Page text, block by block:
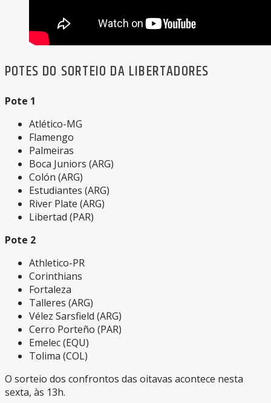
POTES DO SORTEIO DA LIBERTADORES
Pote 1
Atlético-MG
Flamengo
Palmeiras
Boca Juniors (ARG)
Colón (ARG)
Estudiantes (ARG)
River Plate (ARG)
Libertad (PAR)
Pote 2
Athletico-PR
Corinthians
Fortaleza
Talleres (ARG)
Vélez Sarsfield (ARG)
Cerro Porteño (PAR)
Emelec (EQU)
Tolima (COL)
O sorteio dos confrontos das oitavas acontece nesta
sexta, às 13h.